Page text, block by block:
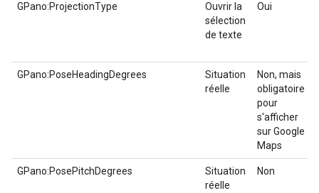
GPano:ProjectionType
Ouvrir la
sélection
de texte
Oui
GPano:PoseHeadingDegrees
Situation
réelle
Non, mais
obligatoire
pour
s'afficher
sur Google
Maps
GPano:PosePitchDegrees
Situation
réelle
Non